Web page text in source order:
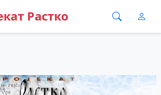
Растко